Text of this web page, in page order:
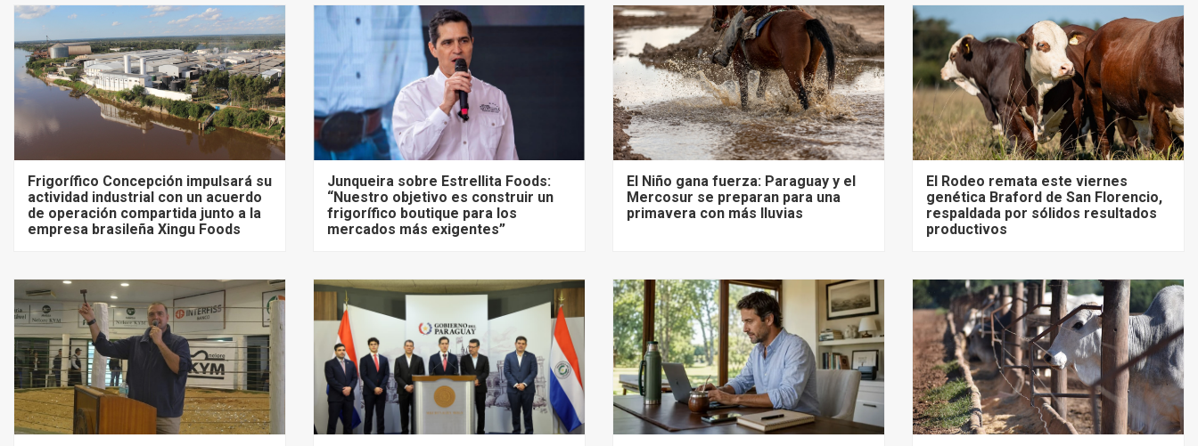
Frigorífico Concepción impulsará su
actividad industrial con un acuerdo
de operación compartida junto a la
empresa brasileña Xingu Foods
Junqueira sobre Estrellita Foods:
“Nuestro objetivo es construir un
frigorífico boutique para los
mercados más exigentes”
El Niño gana fuerza: Paraguay y el
Mercosur se preparan para una
primavera con más lluvias
El Rodeo remata este viernes
genética Braford de San Florencio,
respaldada por sólidos resultados
productivos